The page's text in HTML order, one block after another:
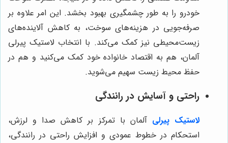
خودرو را به طور چشمگیری بهبود بخشد. این امر علاوه بر
صرفه‌جویی در هزینه‌های سوخت، به کاهش آلاینده‌های
زیست‌محیطی نیز کمک می‌کند. با انتخاب لاستیک پیرلی
آلمان، هم به اقتصاد خانواده خود کمک می‌کنید و هم در
حفظ محیط زیست سهیم می‌شوید.
راحتی و آسایش در رانندگی
لاستیک پیرلی آلمان با تمرکز بر کاهش صدا و لرزش،
استحکام در خطوط عمودی و افزایش راحتی در رانندگی،